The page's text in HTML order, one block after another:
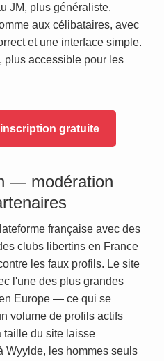
JM, plus généraliste.
aux célibataires, avec
et une interface simple.
plus accessible pour les
gratuite
— modération
française avec des
clubs libertins en France
les faux profils. Le site
l'une des plus grandes
Europe — ce qui se
volume de profils actifs
taille du site laisse
Wyylde, les hommes seuls